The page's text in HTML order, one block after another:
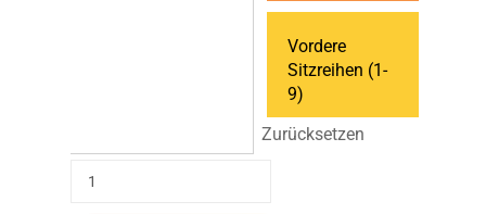
Vordere
Sitzreihen (1-
9)
Zurücksetzen